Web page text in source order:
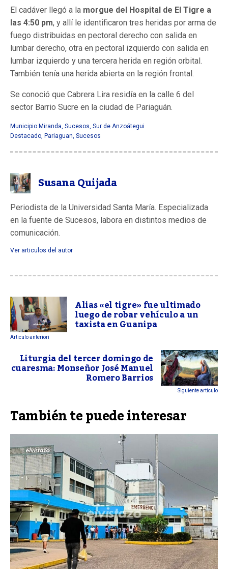
El cadáver llegó a la morgue del Hospital de El Tigre a
las 4:50 pm, y allí le identificaron tres heridas por arma de
fuego distribuidas en pectoral derecho con salida en
lumbar derecho, otra en pectoral izquierdo con salida en
lumbar izquierdo y una tercera herida en región orbital.
También tenía una herida abierta en la región frontal.
Se conoció que Cabrera Lira residía en la calle 6 del
sector Barrio Sucre en la ciudad de Pariaguán.
Municipio Miranda, Sucesos, Sur de Anzoátegui
Destacado, Pariaguan, Sucesos
Susana Quijada
Periodista de la Universidad Santa María. Especializada
en la fuente de Sucesos, labora en distintos medios de
comunicación.
Ver articulos del autor
Alias «el tigre» fue ultimado
luego de robar vehículo a un
taxista en Guanipa
Articulo anteriori
Liturgia del tercer domingo de
cuaresma: Monseñor José Manuel
Romero Barrios
Siguiente articulo
También te puede interesar